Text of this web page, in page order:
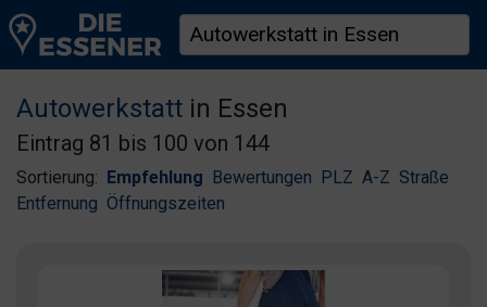
Autowerkstatt in Essen
Eintrag 81 bis 100 von 144
Sortierung: Empfehlung Bewertungen PLZ A-Z Straße
Entfernung Öffnungszeiten